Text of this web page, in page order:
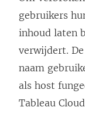
gebruikers
inhoud laten
verwijdert.
naam
als host
Tableau Cloud